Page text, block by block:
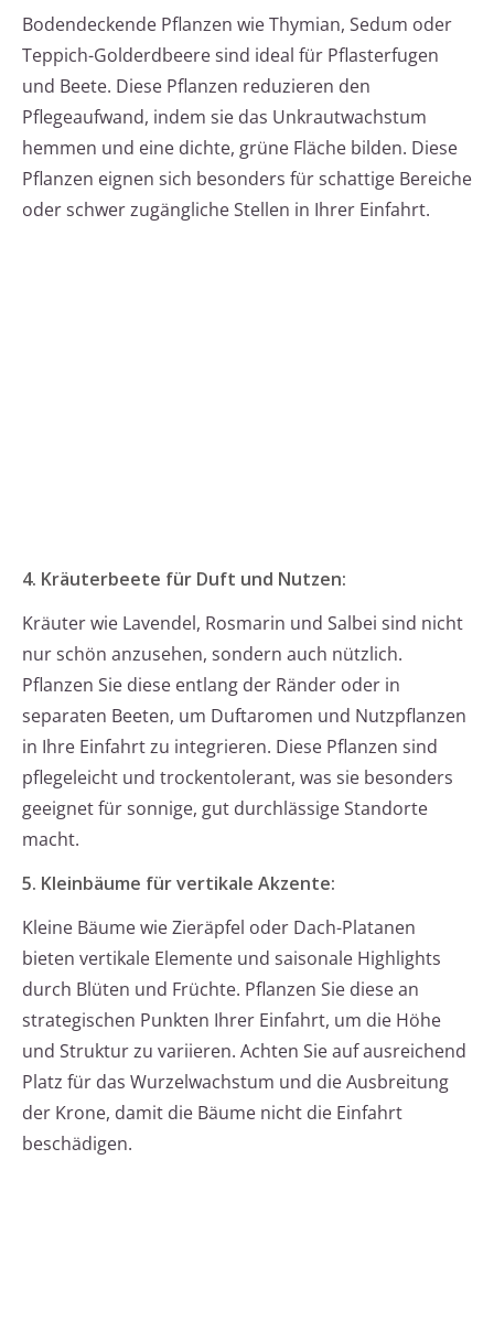
Bodendeckende Pflanzen wie Thymian, Sedum oder
Teppich-Golderdbeere sind ideal für Pflasterfugen
und Beete. Diese Pflanzen reduzieren den
Pflegeaufwand, indem sie das Unkrautwachstum
hemmen und eine dichte, grüne Fläche bilden. Diese
Pflanzen eignen sich besonders für schattige Bereiche
oder schwer zugängliche Stellen in Ihrer Einfahrt.
4. Kräuterbeete für Duft und Nutzen:
Kräuter wie Lavendel, Rosmarin und Salbei sind nicht
nur schön anzusehen, sondern auch nützlich.
Pflanzen Sie diese entlang der Ränder oder in
separaten Beeten, um Duftaromen und Nutzpflanzen
in Ihre Einfahrt zu integrieren. Diese Pflanzen sind
pflegeleicht und trockentolerant, was sie besonders
geeignet für sonnige, gut durchlässige Standorte
macht.
5. Kleinbäume für vertikale Akzente:
Kleine Bäume wie Zieräpfel oder Dach-Platanen
bieten vertikale Elemente und saisonale Highlights
durch Blüten und Früchte. Pflanzen Sie diese an
strategischen Punkten Ihrer Einfahrt, um die Höhe
und Struktur zu variieren. Achten Sie auf ausreichend
Platz für das Wurzelwachstum und die Ausbreitung
der Krone, damit die Bäume nicht die Einfahrt
beschädigen.